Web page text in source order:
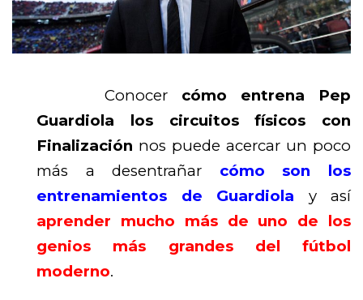
Conocer
cómo entrena Pep
Guardiola los circuitos físicos con
Finalización nos puede acercar un poco
más a desentrañar
cómo son los
entrenamientos de Guardiola
y así
aprender mucho más de uno de los
genios más grandes del fútbol
moderno.